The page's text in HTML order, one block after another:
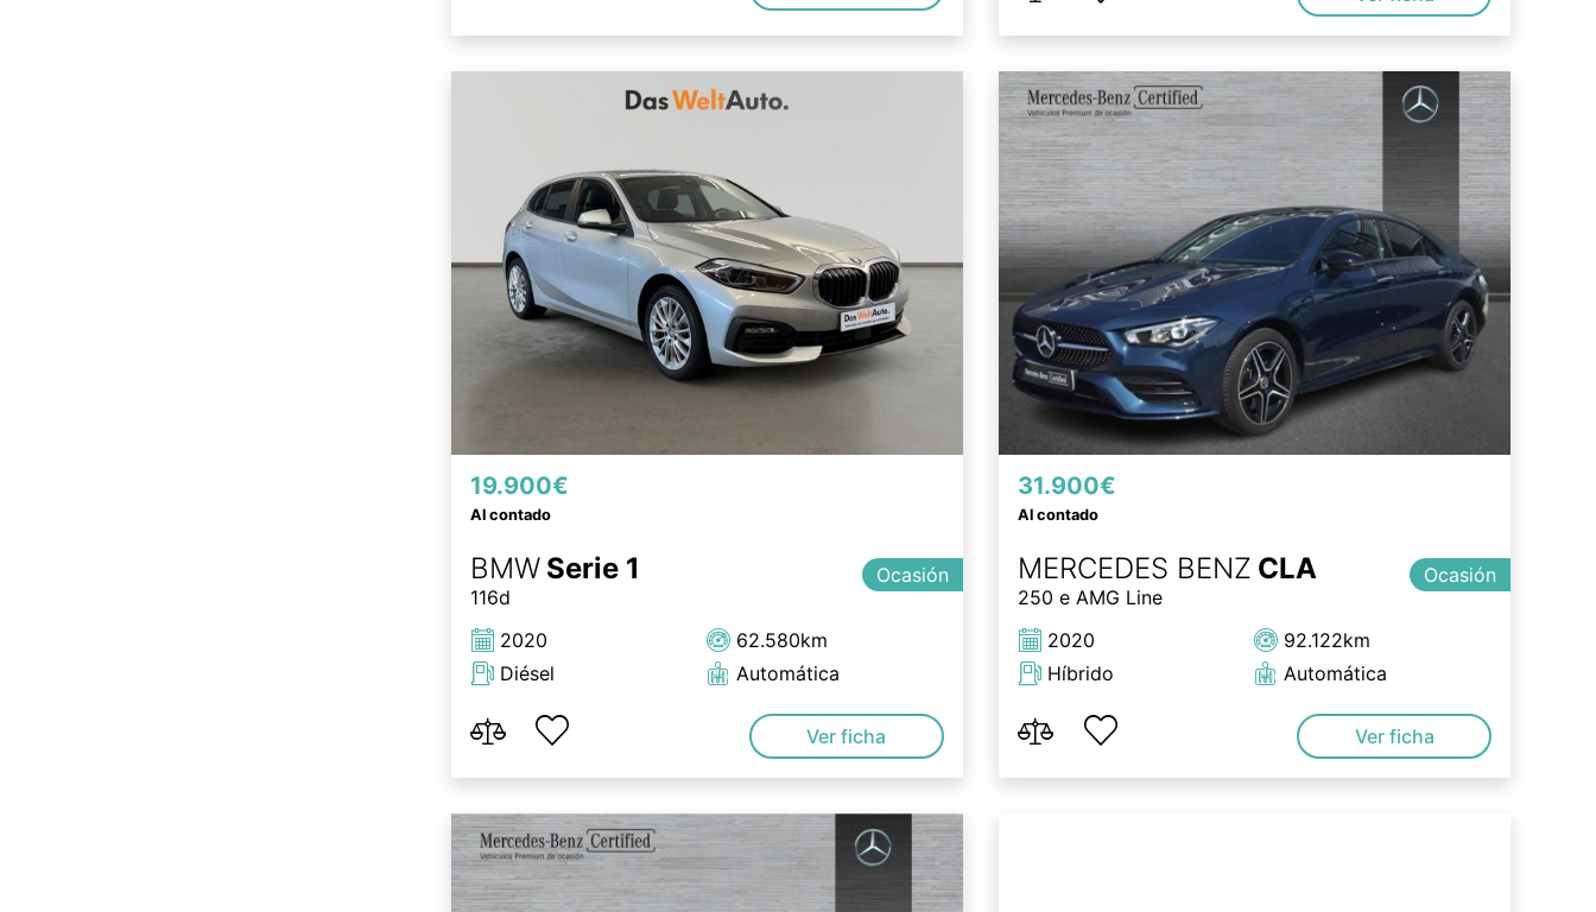
19.900€
Al contado
BMW Serie 1
116d
Ocasión
2020
Diésel
62.580km
Automática
Ver ficha
31.900€
Al contado
MERCEDES BENZ CLA
250 e AMG Line
Ocasión
2020
Híbrido
92.122km
Automática
Ver ficha